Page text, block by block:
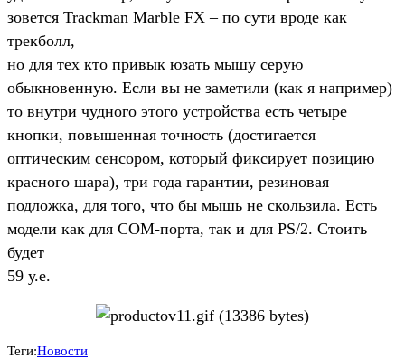
зовется Trackman Marble FX – по сути вроде как
трекболл,
но для тех кто привык юзать мышу серую
обыкновенную. Если вы не заметили (как я например)
то внутри чудного этого устройства есть четыре
кнопки, повышенная точность (достигается
оптическим сенсором, который фиксирует позицию
красного шара), три года гарантии, резиновая
подложка, для того, что бы мышь не скользила. Есть
модели как для COM-порта, так и для PS/2. Стоить
будет
59 у.е.
Теги:Новости